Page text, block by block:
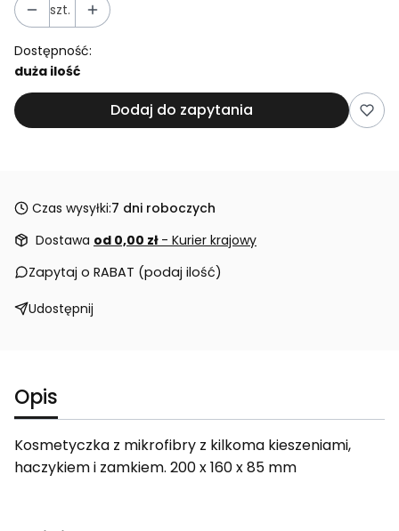
szt.
Dostępność:
duża ilość
Dodaj do zapytania
Czas wysyłki:7 dni roboczych
Dostawa od 0,00 zł - Kurier krajowy
Zapytaj o RABAT (podaj ilość)
Udostępnij
Opis
Kosmetyczka z mikrofibry z kilkoma kieszeniami,
haczykiem i zamkiem. 200 x 160 x 85 mm